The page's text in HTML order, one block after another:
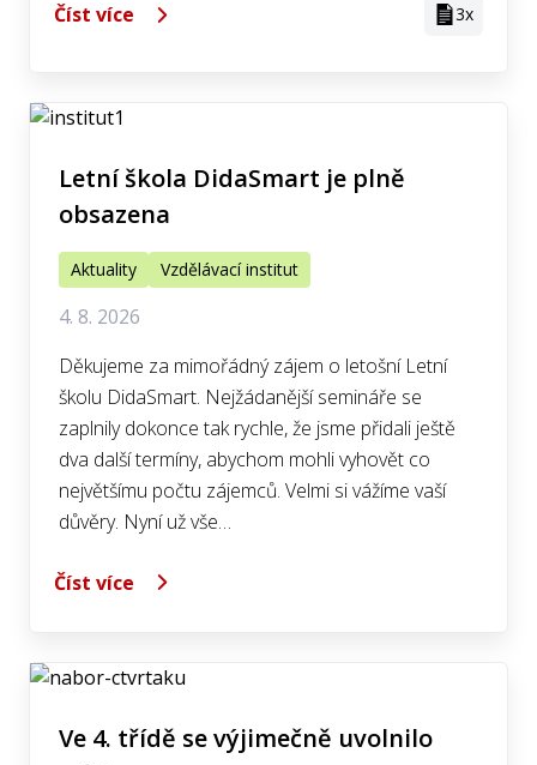
Číst více 3x
Letní škola DidaSmart je plně
obsazena
Aktuality Vzdělávací institut
4. 8. 2026
Děkujeme za mimořádný zájem o letošní Letní
školu DidaSmart. Nejžádanější semináře se
zaplnily dokonce tak rychle, že jsme přidali ještě
dva další termíny, abychom mohli vyhovět co
největšímu počtu zájemců. Velmi si vážíme vaší
důvěry. Nyní už vše…
Číst více
Ve 4. třídě se výjimečně uvolnilo